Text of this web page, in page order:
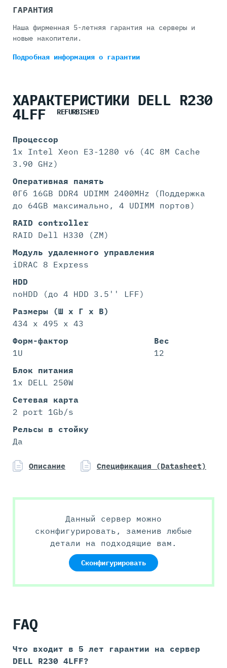
ГАРАНТИЯ
Наша фирменная 5-летняя гарантия на серверы и
новые накопители.
Подробная информацияо гарантии
ХАРАКТЕРИСТИКИ DELL R230
4LFF REFURBISHED
Процессор
1x Intel Xeon E3-1280 v6 (4C 8M Cache
3.90 GHz)
Оперативная память
0Гб 16GB DDR4 UDIMM 2400MHz (Поддержка
до 64GB максимально, 4 UDIMM портов)
RAID controller
RAID Dell H330 (ZM)
Модуль удаленного управления
iDRAC 8 Express
HDD
noHDD (до 4 HDD 3.5'' LFF)
Размеры (Ш х Г х В)
434 x 495 x 43
Форм-фактор
1U
Вес
12
Блок питания
1x DELL 250W
Сетевая карта
2 port 1Gb/s
Рельсы в стойку
Да
Описание Спецификация (Datasheet)
Данный сервер можно
сконфигурировать, заменив любые
детали на подходящие вам.
Сконфигурировать
FAQ
Что входит в 5 лет гарантии на сервер
DELL R230 4LFF?